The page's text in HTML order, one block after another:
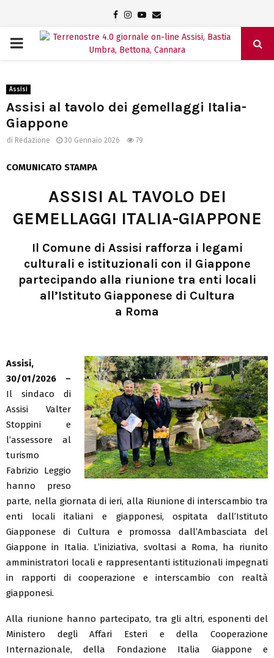
Facebook
Instagram
Youtube
Email
PRIMARY
Assisi
Assisi al tavolo dei gemellaggi Italia-
Giappone
di Redazione 30 Gennaio 2026 79
COMUNICATO STAMPA
ASSISI AL TAVOLO DEI
GEMELLAGGI ITALIA-GIAPPONE
Il Comune di Assisi rafforza i legami
culturali e istituzionali con il Giappone
partecipando alla riunione tra enti locali
all’Istituto Giapponese di Cultura
a Roma
Assisi,
30/01/2026 –
Il sindaco di
Assisi Valter
Stoppini e
l’assessore al
turismo
Fabrizio Leggio
hanno preso
parte, nella giornata di ieri, alla Riunione di interscambio tra
enti locali italiani e giapponesi, ospitata dall’Istituto
Giapponese di Cultura e promossa dall’Ambasciata del
Giappone in Italia. L’iniziativa, svoltasi a Roma, ha riunito
amministratori locali e rappresentanti istituzionali impegnati
in rapporti di cooperazione e interscambio con realtà
giapponesi.
Alla riunione hanno partecipato, tra gli altri, esponenti del
Ministero degli Affari Esteri e della Cooperazione
Internazionale, della Fondazione Italia Giappone e